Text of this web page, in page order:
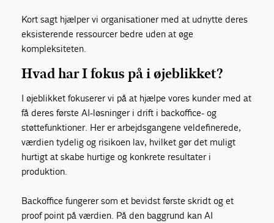
Kort sagt hjælper vi organisationer med at udnytte deres
eksisterende ressourcer bedre uden at øge
kompleksiteten.
Hvad har I fokus på i øjeblikket?
I øjeblikket fokuserer vi på at hjælpe vores kunder med at
få deres første AI-løsninger i drift i backoffice- og
støttefunktioner. Her er arbejdsgangene veldefinerede,
værdien tydelig og risikoen lav, hvilket gør det muligt
hurtigt at skabe hurtige og konkrete resultater i
produktion.
Backoffice fungerer som et bevidst første skridt og et
proof point på værdien. På den baggrund kan AI